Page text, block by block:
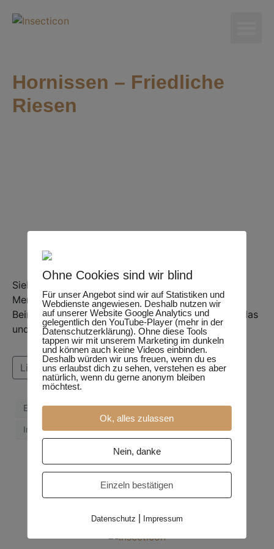
Hornissen – Friedliche
Riesen
Sieben Stiche töten ein Pferd, drei Stiche einen
Menschen.
Beinahe jeder kennt diesen Mythos. Doch stimmt das
und wie leben sie?
Lies weiter
Echte Wespen Faltenwespen Hornissen
Insekt Natur Video
Ohne Cookies sind wir blind
Für unser Angebot sind wir auf Statistiken und
Webdienste angewiesen. Deshalb nutzen wir
auf unserer Website Google Analytics und
gelegentlich den YouTube-Player (mehr in der
Datenschutzerklärung). Ohne diese Tools
tappen wir mit unserem Marketing im dunkeln
und können auch keine Videos einbinden.
Deshalb würden wir uns freuen, wenn du es
uns erlaubst dich zu sehen, verstehen es aber
natürlich, wenn du gerne anonym bleiben
möchtest.
Ok, alles zulassen
Nein, danke
Einzeln bestätigen
Datenschutz Impressum